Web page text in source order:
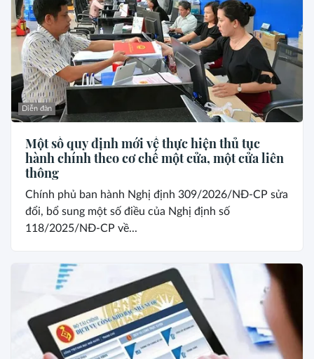
Diễn đàn
Một số quy định mới về thực hiện thủ tục
hành chính theo cơ chế một cửa, một cửa liên
thông
Chính phủ ban hành Nghị định 309/2026/NĐ-CP sửa
đổi, bổ sung một số điều của Nghị định số
118/2025/NĐ-CP về...